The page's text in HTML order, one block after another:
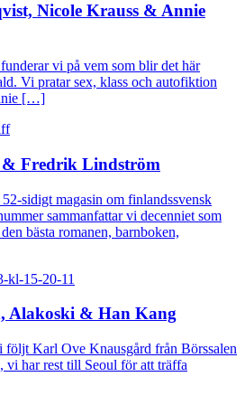
Nicole Krauss & Annie
vi på vem som blir det här
Vi pratar sex, klass och autofiktion
[…]
Fredrik Lindström
sidigt magasin om finlandssvensk
sammanfattar vi decenniet som
bästa romanen, barnboken,
Alakoski & Han Kang
Karl Ove Knausgård från Börssalen
vi har rest till Seoul för att träffa